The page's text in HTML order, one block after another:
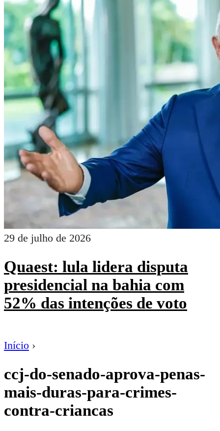
29 de julho de 2026
Quaest: lula lidera disputa
presidencial na bahia com
52% das intenções de voto
Início ›
ccj-do-senado-aprova-penas-
mais-duras-para-crimes-
contra-criancas